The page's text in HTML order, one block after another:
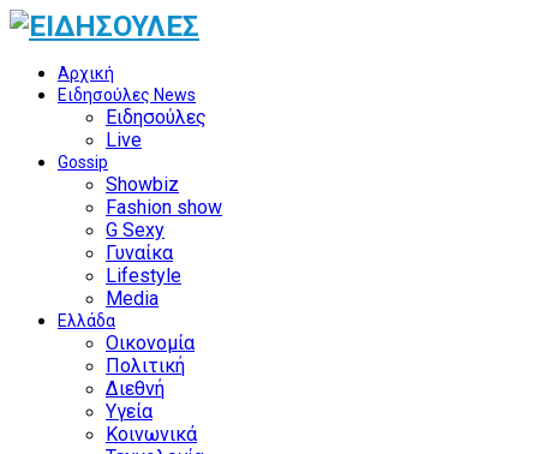
Αρχική
Ειδησούλες News
Ειδησούλες
Live
Gossip
Showbiz
Fashion show
G Sexy
Γυναίκα
Lifestyle
Media
Ελλάδα
Οικονομία
Πολιτική
Διεθνή
Υγεία
Κοινωνικά